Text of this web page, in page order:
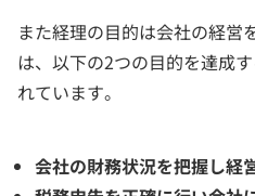
また経理の目的は会社の経営
は、以下の2つの目的を達成
れています。
会社の財務状況を把握し経